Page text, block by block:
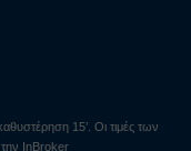
15’. Οι τιμές των
InBroker